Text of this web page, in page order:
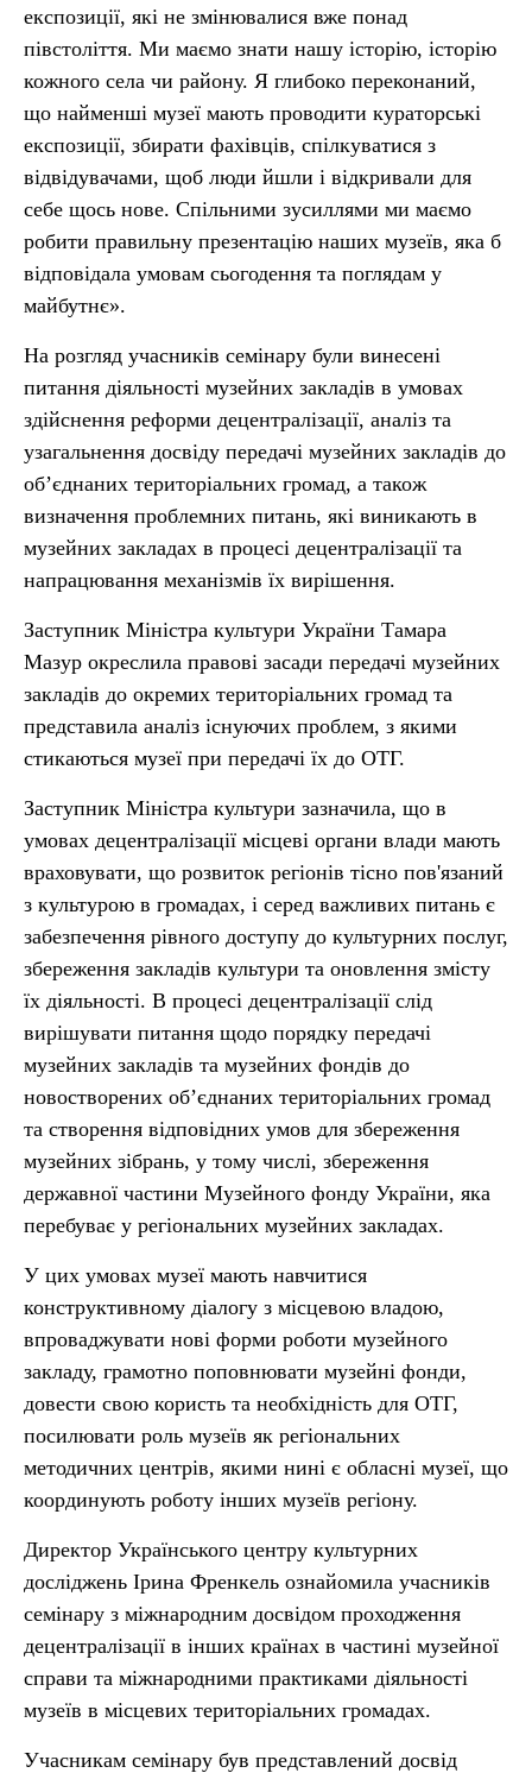
експозиції, які не змінювалися вже понад
півстоліття. Ми маємо знати нашу історію, історію
кожного села чи району. Я глибоко переконаний,
що найменші музеї мають проводити кураторські
експозиції, збирати фахівців, спілкуватися з
відвідувачами, щоб люди йшли і відкривали для
себе щось нове. Спільними зусиллями ми маємо
робити правильну презентацію наших музеїв, яка б
відповідала умовам сьогодення та поглядам у
майбутнє».
На розгляд учасників семінару були винесені
питання діяльності музейних закладів в умовах
здійснення реформи децентралізації, аналіз та
узагальнення досвіду передачі музейних закладів до
об’єднаних територіальних громад, а також
визначення проблемних питань, які виникають в
музейних закладах в процесі децентралізації та
напрацювання механізмів їх вирішення.
Заступник Міністра культури України Тамара
Мазур окреслила правові засади передачі музейних
закладів до окремих територіальних громад та
представила аналіз існуючих проблем, з якими
стикаються музеї при передачі їх до ОТГ.
Заступник Міністра культури зазначила, що в
умовах децентралізації місцеві органи влади мають
враховувати, що розвиток регіонів тісно пов'язаний
з культурою в громадах, і серед важливих питань є
забезпечення рівного доступу до культурних послуг,
збереження закладів культури та оновлення змісту
їх діяльності. В процесі децентралізації слід
вирішувати питання щодо порядку передачі
музейних закладів та музейних фондів до
новостворених об’єднаних територіальних громад
та створення відповідних умов для збереження
музейних зібрань, у тому числі, збереження
державної частини Музейного фонду України, яка
перебуває у регіональних музейних закладах.
У цих умовах музеї мають навчитися
конструктивному діалогу з місцевою владою,
впроваджувати нові форми роботи музейного
закладу, грамотно поповнювати музейні фонди,
довести свою користь та необхідність для ОТГ,
посилювати роль музеїв як регіональних
методичних центрів, якими нині є обласні музеї, що
координують роботу інших музеїв регіону.
Директор Українського центру культурних
досліджень Ірина Френкель ознайомила учасників
семінару з міжнародним досвідом проходження
децентралізації в інших країнах в частині музейної
справи та міжнародними практиками діяльності
музеїв в місцевих територіальних громадах.
Учасникам семінару був представлений досвід